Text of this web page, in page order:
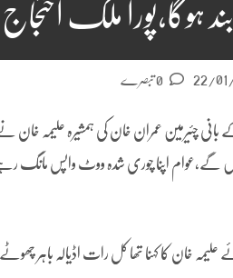
22/
عمران خان کی ہمشیرہ علیمہ خان نے
گے،عوام اپنا چوری شدہ ووٹ واپس مانگ
خان کا کہنا تھا کل رات اڈیالہ باہر چھوٹے